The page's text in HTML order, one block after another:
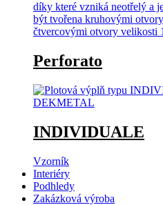
Perforato
INDIVIDUALE
Vzorník
Interiéry
Podhledy
Zakázková výroba